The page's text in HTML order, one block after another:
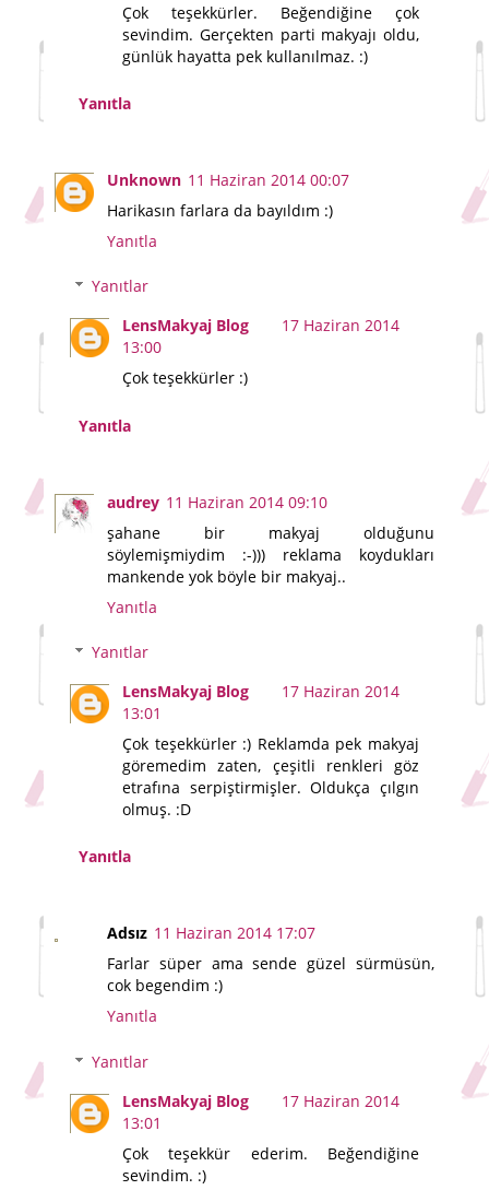
Çok teşekkürler. Beğendiğine çok
sevindim. Gerçekten parti makyajı oldu,
günlük hayatta pek kullanılmaz. :)
Yanıtla
Unknown 11 Haziran 2014 00:07
Harikasın farlara da bayıldım :)
Yanıtla
Yanıtlar
LensMakyaj Blog
17 Haziran 2014
13:00
Çok teşekkürler :)
Yanıtla
audrey 11 Haziran 2014 09:10
şahane bir makyaj olduğunu
söylemişmiydim :-))) reklama koydukları
mankende yok böyle bir makyaj..
Yanıtla
Yanıtlar
LensMakyaj Blog
17 Haziran 2014
13:01
Çok teşekkürler :) Reklamda pek makyaj
göremedim zaten, çeşitli renkleri göz
etrafına serpiştirmişler. Oldukça çılgın
olmuş. :D
Yanıtla
Adsız 11 Haziran 2014 17:07
Farlar süper ama sende güzel sürmüsün,
cok begendim :)
Yanıtla
Yanıtlar
LensMakyaj Blog
17 Haziran 2014
13:01
Çok teşekkür ederim. Beğendiğine
sevindim. :)